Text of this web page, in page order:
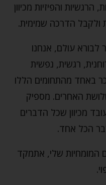
והפיזיות מכיוון
ולקבל הדרכה שמימית.
לבורא עולם, אנחנו
רגשית, נפשית
באחד מהתחומים הללו
האחרים. מספיק
מכיוון שכל הדברים
הכל אחד.
המומחיות שלי, אתמקד